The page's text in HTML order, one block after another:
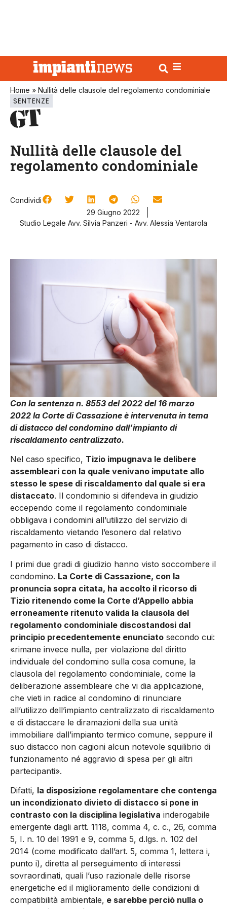
Home » Nullità delle clausole del regolamento condominiale
SENTENZE
Nullità delle clausole del
regolamento condominiale
Condividi
29 Giugno 2022
Studio Legale Avv. Silvia Panzeri - Avv. Alessia Ventarola
Con la sentenza n. 8553 del 2022 del 16 marzo
2022 la Corte di Cassazione è intervenuta in tema
di distacco del condomino dall’impianto di
riscaldamento centralizzato.
Nel caso specifico, Tizio impugnava le delibere
assembleari con la quale venivano imputate allo
stesso le spese di riscaldamento dal quale si era
distaccato. Il condominio si difendeva in giudizio
eccependo come il regolamento condominiale
obbligava i condomini all’utilizzo del servizio di
riscaldamento vietando l’esonero dal relativo
pagamento in caso di distacco.
I primi due gradi di giudizio hanno visto soccombere il
condomino. La Corte di Cassazione, con la
pronuncia sopra citata, ha accolto il ricorso di
Tizio ritenendo come la Corte d’Appello abbia
erroneamente ritenuto valida la clausola del
regolamento condominiale discostandosi dal
principio precedentemente enunciato secondo cui:
«rimane invece nulla, per violazione del diritto
individuale del condomino sulla cosa comune, la
clausola del regolamento condominiale, come la
deliberazione assembleare che vi dia applicazione,
che vieti in radice al condomino di rinunciare
all’utilizzo dell’impianto centralizzato di riscaldamento
e di distaccare le diramazioni della sua unità
immobiliare dall’impianto termico comune, seppure il
suo distacco non cagioni alcun notevole squilibrio di
funzionamento né aggravio di spesa per gli altri
partecipanti».
Difatti, la disposizione regolamentare che contenga
un incondizionato divieto di distacco si pone in
contrasto con la disciplina legislativa inderogabile
emergente dagli artt. 1118, comma 4, c. c., 26, comma
5, I. n. 10 del 1991 e 9, comma 5, d.lgs. n. 102 del
2014 (come modificato dall’art. 5, comma 1, lettera i,
punto i), diretta al perseguimento di interessi
sovraordinati, quali l’uso razionale delle risorse
energetiche ed il miglioramento delle condizioni di
compatibilità ambientale, e sarebbe perciò nulla o